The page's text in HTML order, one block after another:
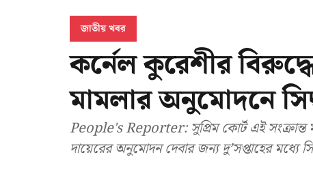
জাতীয় খবর
কর্নেল কুরেশীর বিরুদ্ধে
মামলার অনুমোদনে
People's Reporter: সুপ্রিম কোর্ট এই
দায়েরের অনুমোদন দেবার জন্য দু’সপ্তাহের মধ্যে